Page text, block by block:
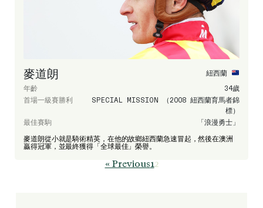
麥道朗
紐西蘭
年齡
34歲
首場一級賽勝利
SPECIAL MISSION （2008 紐西蘭育馬者錦
標）
最佳賽駒
「浪漫勇士」
麥道朗從小就是騎術精英，在他的故鄉紐西蘭急速冒起，然後在澳洲
贏得冠軍，並最終獲得「全球最佳」榮譽。
« Previous Page
1Page
2